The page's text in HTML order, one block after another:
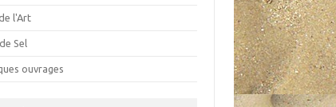
l'Art
Sel
ouvrages